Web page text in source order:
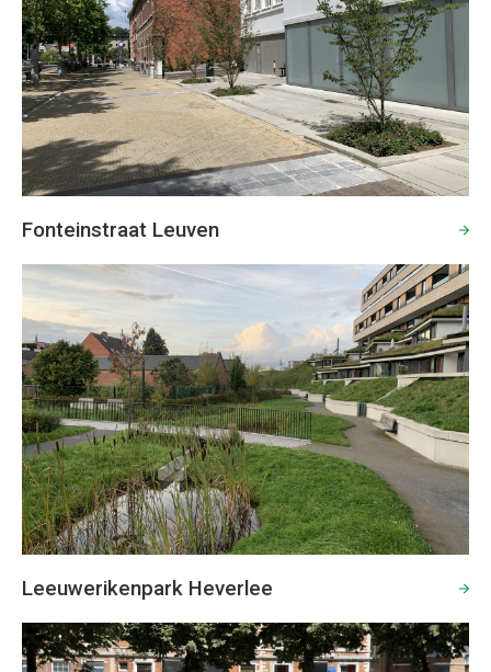
Fonteinstraat Leuven
Leeuwerikenpark Heverlee